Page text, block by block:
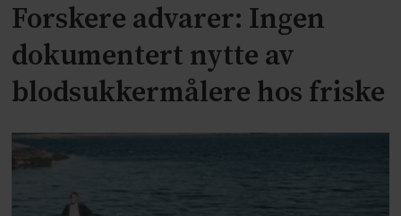
Forskere advarer: Ingen
dokumentert nytte av
blodsukkermålere hos friske